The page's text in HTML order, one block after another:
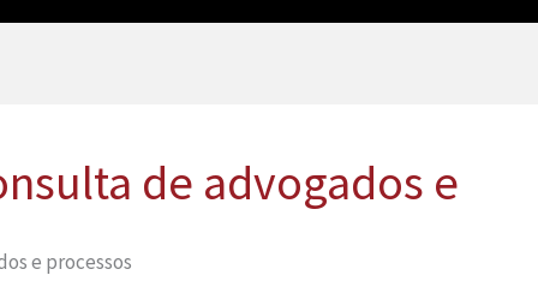
de advogados e
e processos